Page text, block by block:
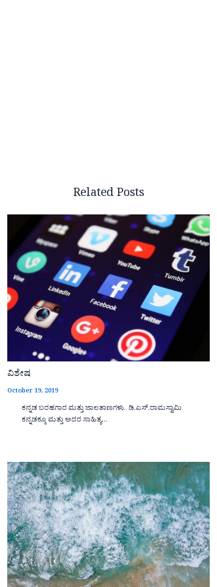
Related Posts
ವಿಶೇಷ
October 19, 2019
ಕನ್ನಡ ಬರಹಗಾರ ಮತ್ತು ಜಾಲತಾಣಗಳು. ಡಿ.ಎಸ್.ರಾಮಸ್ವಾಮಿ
ಕನ್ನಡಕ್ಕೂ ಮತ್ತು ಅದರ ಸಾಹಿತ್ಯ…